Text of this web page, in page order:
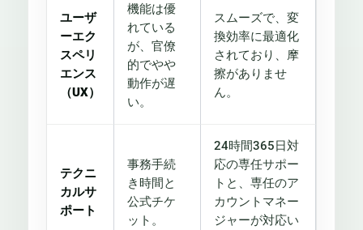
ユーザ
ーエク
スペリ
エンス
（UX）
機能は優
れている
が、官僚
的でやや
動作が遅
い。
スムーズで、変
換効率に最適化
されており、摩
擦がありませ
ん。
テクニ
カルサ
ポート
事務手続
き時間と
公式チケ
ット。
24時間365日対
応の専任サポー
トと、専任のア
カウントマネー
ジャーが対応い